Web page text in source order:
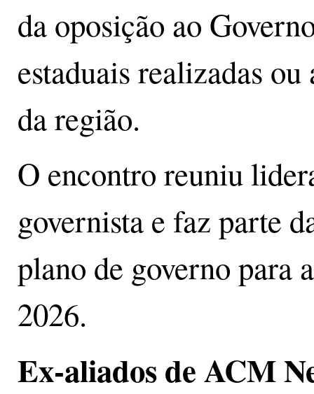
da oposição ao
estaduais realizadas
da região.
O encontro reuniu
governista e faz parte
plano de governo para
2026.
Ex-aliados de ACM